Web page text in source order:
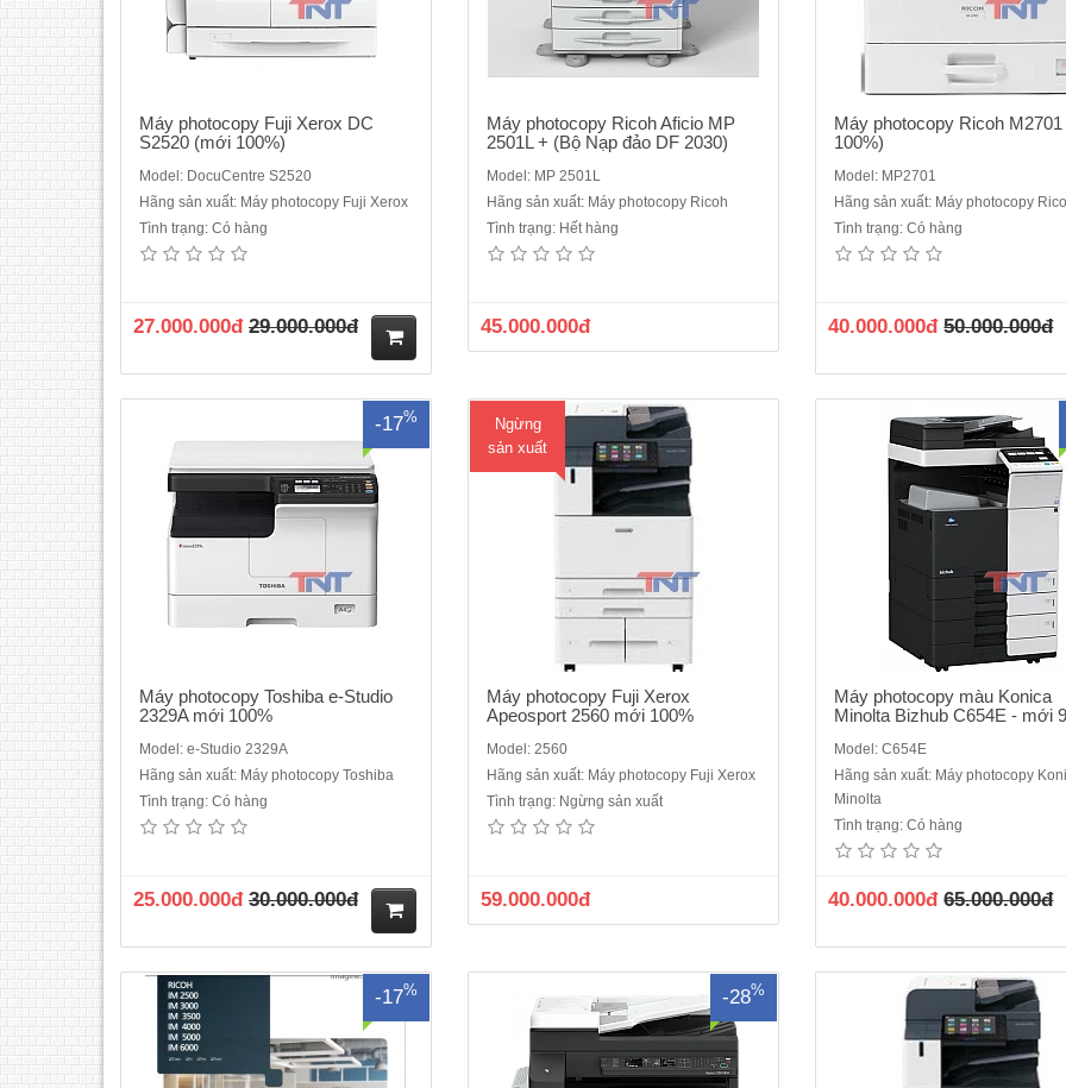
Máy photocopy Fuji Xerox DC
S2520 (mới 100%)
Model: DocuCentre S2520
Hãng sản xuất: Máy photocopy Fuji Xerox
Tình trạng: Có hàng
27.000.000đ 29.000.000đ
ua
Máy photocopy Ricoh Aficio MP
2501L + (Bộ Nạp đảo DF 2030)
Model: MP 2501L
Hãng sản xuất: Máy photocopy Ricoh
Tình trạng: Hết hàng
45.000.000đ
Máy photocopy Ricoh
100%)
Model: MP2701
Hãng sản xuất: Máy photocopy
Tình trạng: Có hàng
40.000.000đ 50.000.000đ
-17%
Máy photocopy Toshiba e-Studio
2309A mới 100% Hàng chính hãng
– Scan Màu mạng – Duplex ( in 2 mặt) +
Lắp Tốc độ : 23 trang/ phútĐảo bản sao -
Máy photocopy Toshiba e-Studio
2329A mới 100%
Model: e-Studio 2329A
Hãng sản xuất: Máy photocopy Toshiba
Tình trạng: Có hàng
25.000.000đ 30.000.000đ
ua
hà
Ngừng
sản xuất
Máy photocopy Fuji Xerox Apeosport
2560Chức năng: Photocopy/in mạng/
lượng thiết bị lưu trữ : SSD 128GB - Màn
Máy photocopy Fuji Xerox
Apeosport 2560 mới 100%
Model: 2560
Hãng sản xuất: Máy photocopy Fuji Xerox
Tình trạng: Ngừng sản xuất
59.000.000đ
Máy Photocopy màu Konica
Bizhub C654E - mới 95%Phương
màuTốc độ copy/ in : 65 trang/
màu và đen trắng)Độ phân giải
Máy photocopy màu Konica
Minolta Bizhub C654E - mới
Model: C654E
Hãng sản xuất: Máy photocopy
Minolta
Tình trạng: Có hàng
40.000.000đ 65.000.000đ
-17%
Máy photocopy đen trắng Ricoh IM 2500
mới 100%Chức năng chính: Photocopy ,
nạp và đảo bản gốc DF3110,Chân kê
thép,Bộ nạp và đảo bản sao: Có sẵnTốc
-28%
Máy FujiFilm Apeos 2150 NDA Mới 100%
( SP bán chạy)Sản phẩm mới ra mắt, máy
đầy đủ giấy tờ CO,CQChức năng cơ bản:
Fujifilm Apeos 2560 mới
năng: Photocopy/in mạng/ scan
4GB (tối đa)- Dung lượng thiết bị
SSD 128GB - Màn hình cảm ứng